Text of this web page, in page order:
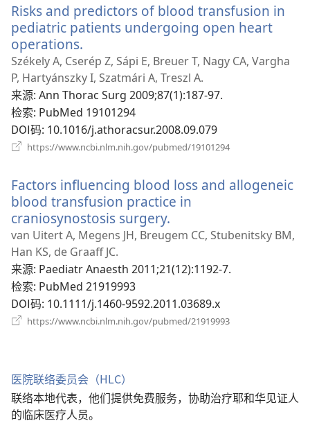
窗
口）
Risks and predictors of blood transfusion in
pediatric patients undergoing open heart
operations.
开
新
窗
口）
Székely A, Cserép Z, Sápi E, Breuer T, Nagy CA, Vargha
P, Hartyánszky I, Szatmári A, Treszl A.
来源‎: Ann Thorac Surg 2009;87(1):187-97.
检索‎: PubMed 19101294
DOI码‎: 10.1016/j.athoracsur.2008.09.079
https://www.ncbi.nlm.nih.gov/pubmed/19101294
窗
Factors influencing blood loss and allogeneic
blood transfusion practice in
craniosynostosis surgery.
开
窗
van Uitert A, Megens JH, Breugem CC, Stubenitsky BM,
Han KS, de Graaff JC.
来源‎: Paediatr Anaesth 2011;21(12):1192-7.
检索‎: PubMed 21919993
DOI码‎: 10.1111/j.1460-9592.2011.03689.x
https://www.ncbi.nlm.nih.gov/pubmed/21919993
医院联络委员会（HLC）
联络本地代表，他们提供免费服务，协助治疗耶和华见证人
的临床医疗人员。